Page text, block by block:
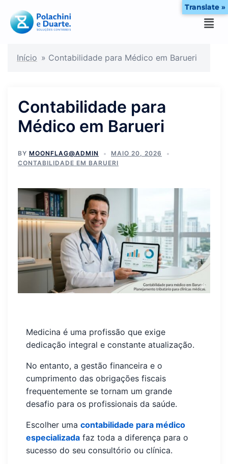
Início » Contabilidade para Médico em Barueri
Contabilidade para
Médico em Barueri
BY MOONFLAG@ADMIN
MAIO 20, 2026
CONTABILIDADE EM BARUERI
Medicina é uma profissão que exige
dedicação integral e constante atualização.
No entanto, a gestão financeira e o
cumprimento das obrigações fiscais
frequentemente se tornam um grande
desafio para os profissionais da saúde.
Escolher uma contabilidade para médico
especializada faz toda a diferença para o
sucesso do seu consultório ou clínica.
Translate »